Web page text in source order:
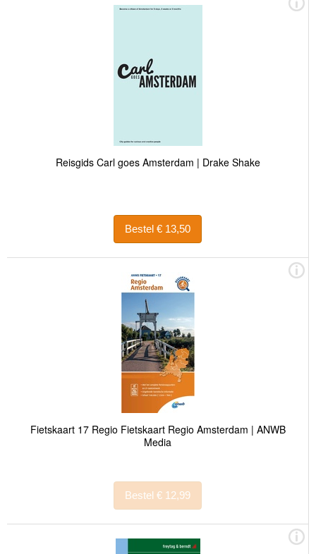
Reisgids Carl goes Amsterdam | Drake Shake
Bestel € 13,50
Fietskaart 17 Regio Fietskaart Regio Amsterdam | ANWB
Media
Bestel € 12,99